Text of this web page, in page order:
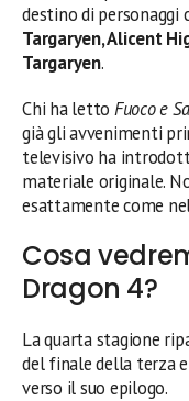
destino di personaggi
Targaryen, Alicent
Targaryen.
Chi ha letto Fuoco e
già gli avvenimenti
televisivo ha
materiale originale.
esattamente come
Cosa
Dragon 4?
La quarta stagione
del finale della terza
verso il suo epilogo.